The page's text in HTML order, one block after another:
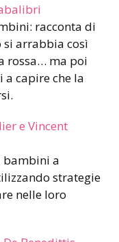
racconta di
si arrabbia così
rossa… ma poi
capire che la
e Vincent
bambini a
strategie
nelle loro